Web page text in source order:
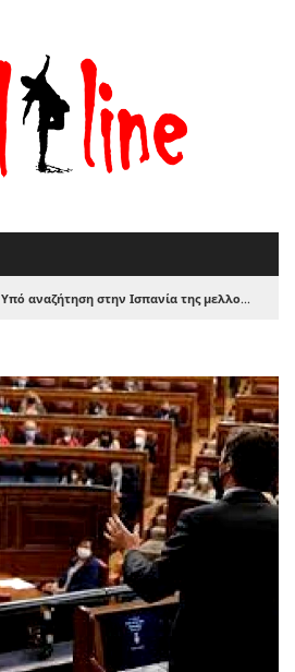
Υπό αναζήτηση στην Ισπανία της μελλοντικής κυβέρνησης